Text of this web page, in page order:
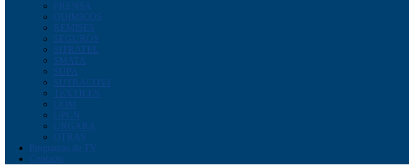
PRENSA
QUIMICOS
REMISES
SEGUROS
SITRATEL
SMATA
SUPA
SUTRACOVI
TEXTILES
UOM
UPCN
URGARA
OTRAS
Programas de TV
Contacto